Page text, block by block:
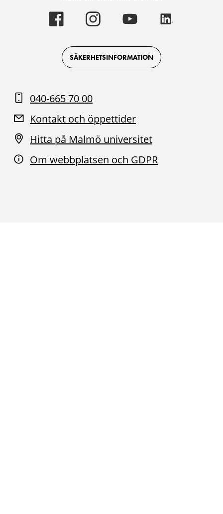
Malmö
universitet
on
Facebook
Malmö
universitet
on
Instagram
Malmö
universitet
on
Youtube
SÄKERHETSINFORMATION
040-665 70 00
Kontakt och öppettider
Hitta på Malmö universitet
Om webbplatsen och GDPR